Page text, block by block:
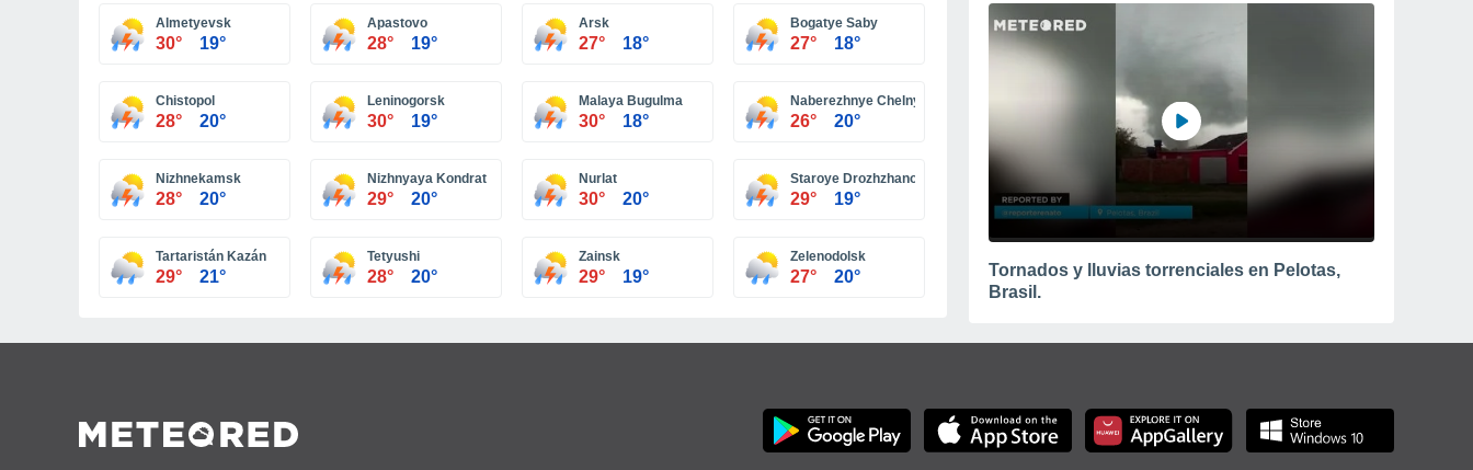
Almetyevsk
30° 19°
Apastovo
28° 19°
Arsk
27° 18°
Bogatye Saby
27° 18°
Chistopol
28° 20°
Leninogorsk
30° 19°
Malaya Bugulma
30° 18°
Naberezhnye Chelny
26° 20°
Nizhnekamsk
28° 20°
Nizhnyaya Kondrat
29° 20°
Nurlat
30° 20°
Staroye Drozhzhanoye
29° 19°
Tartaristán Kazán
29° 21°
Tetyushi
28° 20°
Zainsk
29° 19°
Zelenodolsk
27° 20°
Tornados y lluvias torrenciales en Pelotas,
Brasil.